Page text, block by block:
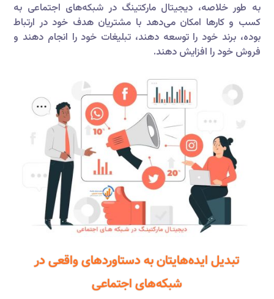
به طور خلاصه، دیجیتال مارکتینگ در شبکه‌های اجتماعی به
کسب و کارها امکان می‌دهد با مشتریان هدف خود در ارتباط
بوده، برند خود را توسعه دهند، تبلیغات خود را انجام دهند و
فروش خود را افزایش دهند.
تبدیل ایده‌هایتان به دستاوردهای واقعی در
شبکه‌های اجتماعی